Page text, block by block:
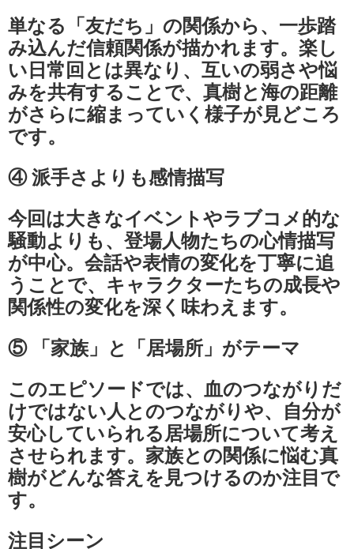
単なる「友だち」の関係から、一歩踏
み込んだ信頼関係が描かれます。楽し
い日常回とは異なり、互いの弱さや悩
みを共有することで、真樹と海の距離
がさらに縮まっていく様子が見どころ
です。
④ 派手さよりも感情描写
今回は大きなイベントやラブコメ的な
騒動よりも、登場人物たちの心情描写
が中心。会話や表情の変化を丁寧に追
うことで、キャラクターたちの成長や
関係性の変化を深く味わえます。
⑤ 「家族」と「居場所」がテーマ
このエピソードでは、血のつながりだ
けではない人とのつながりや、自分が
安心していられる居場所について考え
させられます。家族との関係に悩む真
樹がどんな答えを見つけるのか注目で
す。
注目シーン